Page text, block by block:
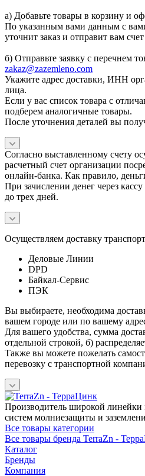
а) Добавьте товары в корзину и
По указанным вами данным с
уточнит заказ и отправит вам
б) Отправьте заявку с перечнем
zakaz@zazemleno.com
Укажите адрес доставки, ИНН
лица.
Если у вас список товара с
подберем аналогичные товары.
После уточнения деталей вы
Согласно выставленному счету
расчетный счет организации
онлайн-банка. Как правило,
При зачислении денег через
до трех дней.
Осуществляем доставку
Деловые Линии
DPD
Байкал-Сервис
ПЭК
Вы выбираете, необходима
вашем городе или по вашему
Для вашего удобства, сумма
отдельной строкой, б)
Также вы можете пожелать
перевозку с транспортной
Производитель широкой линейки
систем молниезащиты и
Все товары категории
Все товары бренда TerraZn -
Каталог
Бренды
Компания